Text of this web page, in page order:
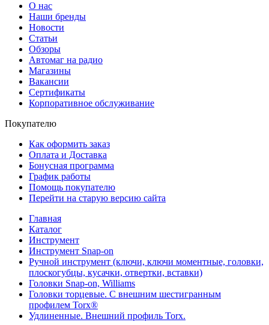
О нас
Наши бренды
Новости
Статьи
Обзоры
Автомаг на радио
Магазины
Вакансии
Сертификаты
Корпоративное обслуживание
Покупателю
Как оформить заказ
Оплата и Доставка
Бонусная программа
График работы
Помощь покупателю
Перейти на старую версию сайта
Главная
Каталог
Инструмент
Инструмент Snap-on
Ручной инструмент (ключи, ключи моментные, головки,
плоскогубцы, кусачки, отвертки, вставки)
Головки Snap-on, Williams
Головки торцевые. С внешним шестигранным
профилем Torx®
Удлиненные. Внешний профиль Torx.